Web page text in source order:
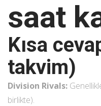
saat
Kısa
takvim)
Division Rivals:
birlikte).